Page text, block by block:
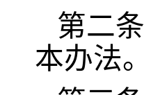
第二条
本办法。